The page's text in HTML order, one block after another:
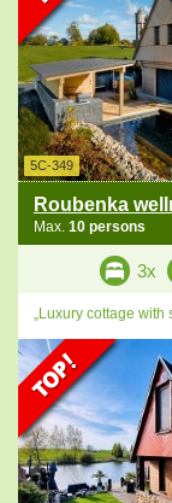
5C-349
Roubenka
Max. 10 persons
3x
„Luxury cottage